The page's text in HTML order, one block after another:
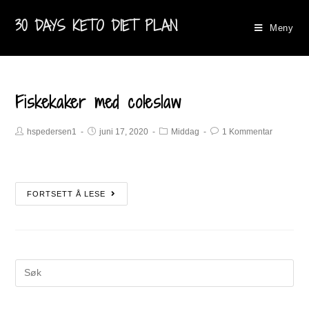
30 DAYS KETO DIET PLAN Meny
Fiskekaker med coleslaw
hspedersen1 juni 17, 2020 Middag 1 Kommentar
FORTSETT Å LESE